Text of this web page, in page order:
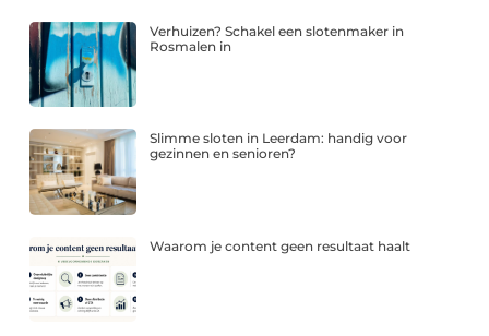
Verhuizen? Schakel een slotenmaker in
Rosmalen in
Slimme sloten in Leerdam: handig voor
gezinnen en senioren?
Waarom je content geen resultaat haalt